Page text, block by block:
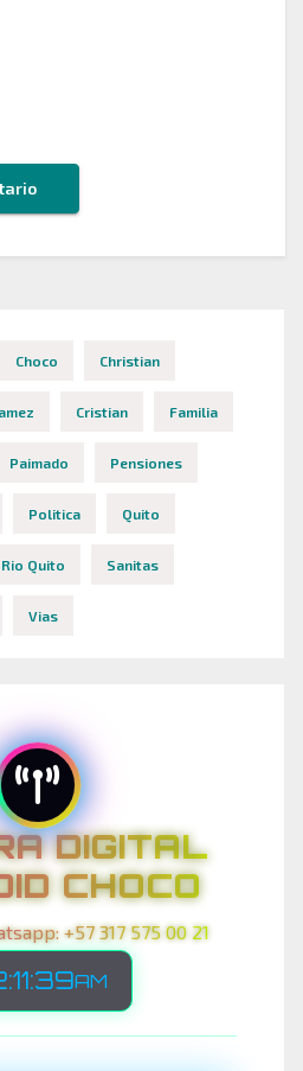
Choco Christian
Cristian Familia
Paimado Pensiones
Politica Quito
Rio Quito Sanitas
Vias
DIGITAL
CHOCO
+57 317 575 00 21
AM